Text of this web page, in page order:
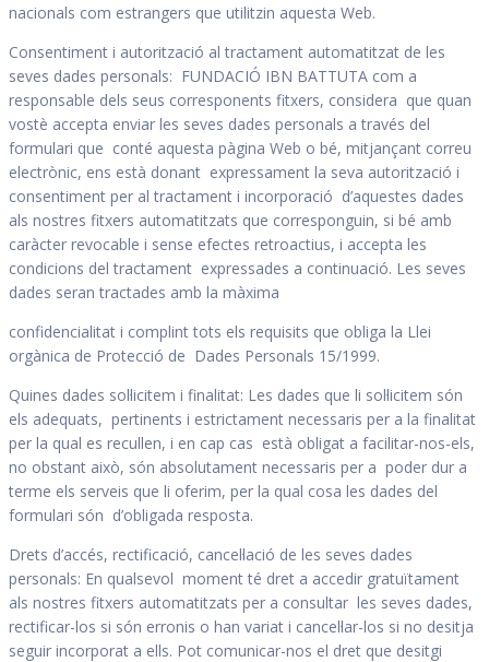
nacionals com estrangers que utilitzin aquesta Web.
Consentiment i autorització al tractament automatitzat de les
seves dades personals: FUNDACIÓ IBN BATTUTA com a
responsable dels seus corresponents fitxers, considera que quan
vostè accepta enviar les seves dades personals a través del
formulari que conté aquesta pàgina Web o bé, mitjançant correu
electrònic, ens està donant expressament la seva autorització i
consentiment per al tractament i incorporació d’aquestes dades
als nostres fitxers automatitzats que corresponguin, si bé amb
caràcter revocable i sense efectes retroactius, i accepta les
condicions del tractament expressades a continuació. Les seves
dades seran tractades amb la màxima
confidencialitat i complint tots els requisits que obliga la Llei
orgànica de Protecció de Dades Personals 15/1999.
Quines dades sol·licitem i finalitat: Les dades que li sol·licitem són
els adequats, pertinents i estrictament necessaris per a la finalitat
per la qual es recullen, i en cap cas està obligat a facilitar-nos-els,
no obstant això, són absolutament necessaris per a poder dur a
terme els serveis que li oferim, per la qual cosa les dades del
formulari són d’obligada resposta.
Drets d’accés, rectificació, cancel·lació de les seves dades
personals: En qualsevol moment té dret a accedir gratuïtament
als nostres fitxers automatitzats per a consultar les seves dades,
rectificar-los si són erronis o han variat i cancel·lar-los si no desitja
seguir incorporat a ells. Pot comunicar-nos el dret que desitgi